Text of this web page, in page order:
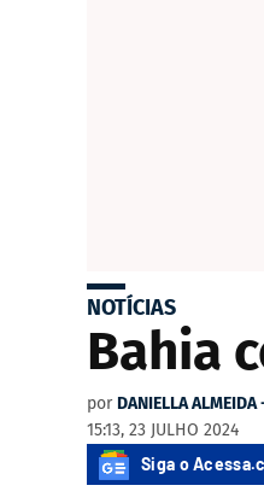
NOTÍCIAS
Bahia
por DANIELLA ALMEIDA
15:13, 23 JULHO 2024
Siga o